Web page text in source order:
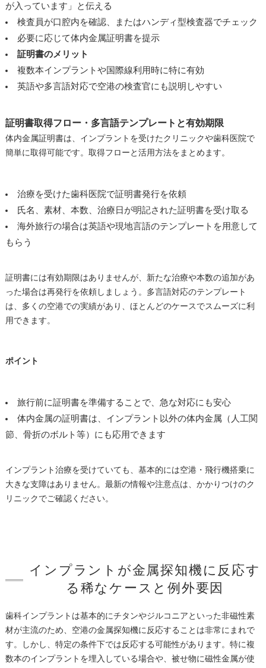
が入っています」と伝える
検査員が口腔内を確認、またはハンディ型検査器でチェック
必要に応じて体内金属証明書を提示
証明書のメリット
複数本インプラントや国際線利用時に特に有効
英語や多言語対応で空港の検査官にも説明しやすい
証明書取得フロー・多言語テンプレートと有効期限
体内金属証明書は、インプラントを受けたクリニックや歯科医院で
簡単に取得可能です。取得フローと活用方法をまとめます。
治療を受けた歯科医院で証明書発行を依頼
氏名、素材、本数、治療日が明記された証明書を受け取る
海外旅行の場合は英語や現地言語のテンプレートを用意して
もらう
証明書には有効期限はありませんが、新たな治療や本数の追加があ
った場合は再発行を依頼しましょう。多言語対応のテンプレート
は、多くの空港での実績があり、ほとんどのケースでスムーズに利
用できます。
ポイント
旅行前に証明書を準備することで、急な対応にも安心
体内金属の証明書は、インプラント以外の体内金属（人工関
節、骨折のボルト等）にも応用できます
インプラント治療を受けていても、基本的には空港・飛行機搭乗に
大きな支障はありません。最新の情報や注意点は、かかりつけのク
リニックでご確認ください。
インプラントが金属探知機に反応す
る稀なケースと例外要因
歯科インプラントは基本的にチタンやジルコニアといった非磁性素
材が主流のため、空港の金属探知機に反応することは非常にまれで
す。しかし、特定の条件下では反応する可能性があります。特に複
数本のインプラントを埋入している場合や、被せ物に磁性金属が使